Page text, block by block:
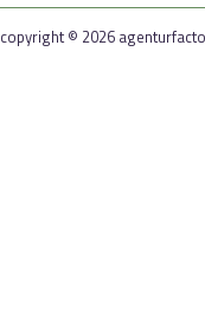
copyright © 2026